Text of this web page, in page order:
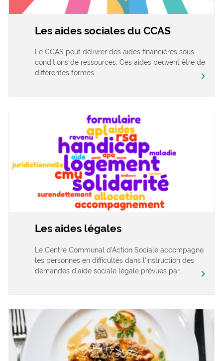
Les aides sociales du CCAS
Le CCAS peut délivrer des aides financières sous
conditions de ressources. Ces aides peuvent être de
différentes formes.
chevron_right
Les aides légales
Le Centre Communal d’Action Sociale accompagne
les personnes en difficultés dans l’instruction des
demandes d’aide sociale légale prévues par...
chevron_right